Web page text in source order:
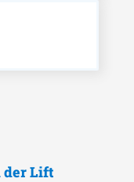
der Lift